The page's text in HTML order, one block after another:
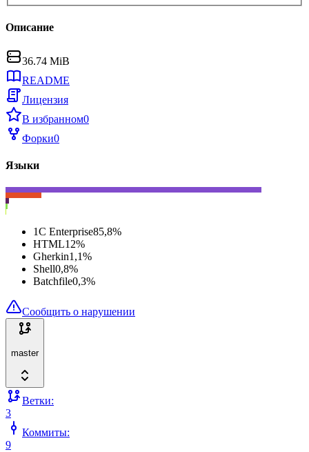
Описание
36.74 MiB
README
Лицензия
В избранном0
Форки0
Языки
1C Enterprise85,8%
HTML12%
Gherkin1,1%
Shell0,8%
Batchfile0,3%
Сообщить о нарушении
master
Ветки:
3
Коммиты:
9